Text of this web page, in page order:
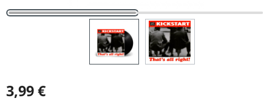
Regulärer Preis:
3,99 €